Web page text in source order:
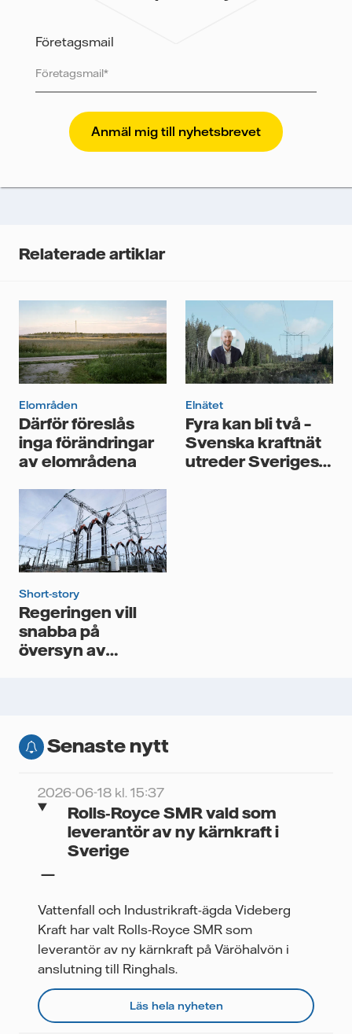
och annan relevant information.
Företagsmail
Vattenfall skyddar och respekterar din integritet. För
att Vattenfalls storföretagsförsäljning ska kunna
skicka nyhetsbrevet till dig, behöver vi dina uppgifter.
analysera deras prestanda, inklusive
tredje part, och du kan när som helst återkalla ditt
personuppgifter.
Jag samtycker till att Vattenfall behandlar mina
personuppgifter för att kunna skicka mig
nyhetsbrevet.*
Relaterade artiklar
Elområden
Därför föreslås
inga förändringar
av elområdena
Elnätet
Fyra kan bli två –
Svenska kraftnät
utreder Sveriges
Short-story
Regeringen vill
snabba på
översyn av
Senaste nytt
2026-06-18 kl. 15:37
Rolls‑Royce SMR vald som
leverantör av ny kärnkraft i
Sverige
Vattenfall och Industrikraft-ägda Videberg
Kraft har valt Rolls‑Royce SMR som
leverantör av ny kärnkraft på Väröhalvön i
anslutning till Ringhals.
Läs hela nyheten